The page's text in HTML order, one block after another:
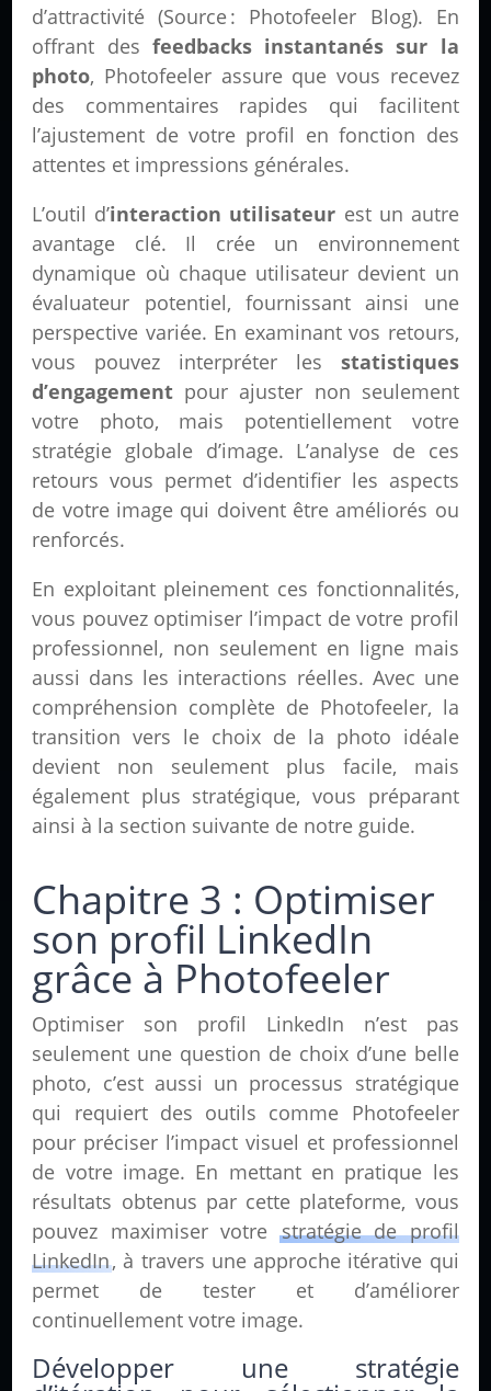
d’attractivité (Source : Photofeeler Blog). En
offrant des feedbacks instantanés sur la
photo, Photofeeler assure que vous recevez
des commentaires rapides qui facilitent
l’ajustement de votre profil en fonction des
attentes et impressions générales.
L’outil d’interaction utilisateur est un autre
avantage clé. Il crée un environnement
dynamique où chaque utilisateur devient un
évaluateur potentiel, fournissant ainsi une
perspective variée. En examinant vos retours,
vous pouvez interpréter les statistiques
d’engagement pour ajuster non seulement
votre photo, mais potentiellement votre
stratégie globale d’image. L’analyse de ces
retours vous permet d’identifier les aspects
de votre image qui doivent être améliorés ou
renforcés.
En exploitant pleinement ces fonctionnalités,
vous pouvez optimiser l’impact de votre profil
professionnel, non seulement en ligne mais
aussi dans les interactions réelles. Avec une
compréhension complète de Photofeeler, la
transition vers le choix de la photo idéale
devient non seulement plus facile, mais
également plus stratégique, vous préparant
ainsi à la section suivante de notre guide.
Chapitre 3 : Optimiser
son profil LinkedIn
grâce à Photofeeler
Optimiser son profil LinkedIn n’est pas
seulement une question de choix d’une belle
photo, c’est aussi un processus stratégique
qui requiert des outils comme Photofeeler
pour préciser l’impact visuel et professionnel
de votre image. En mettant en pratique les
résultats obtenus par cette plateforme, vous
pouvez maximiser votrestratégie de profil
LinkedIn, à travers une approche itérative qui
permet de tester et d’améliorer
continuellement votre image.
Développer une stratégie